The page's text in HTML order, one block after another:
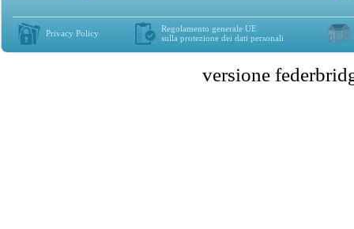
Privacy Policy
Regolamento generale UE
sulla protezione dei dati personali
versione